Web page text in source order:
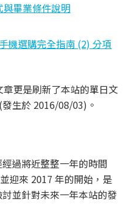
畢業條件說明
機選購完全指南 (2) 分項
更是刷新了本站的單日文
生於 2016/08/03)。
過將近整整一年的時間
迎來 2017 年的開始，是
並針對未來一年本站的發